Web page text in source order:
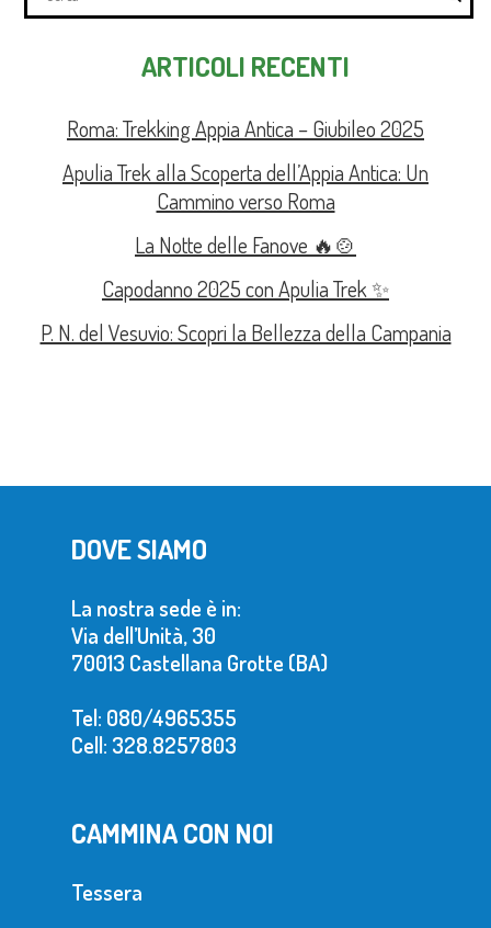
ARTICOLI RECENTI
Roma: Trekking Appia Antica – Giubileo 2025
Apulia Trek alla Scoperta dell’Appia Antica: Un
Cammino verso Roma
La Notte delle Fanove 🔥🍲
Capodanno 2025 con Apulia Trek ✨
P. N. del Vesuvio: Scopri la Bellezza della Campania
DOVE SIAMO
La nostra sede è in:
Via dell’Unità, 30
70013 Castellana Grotte (BA)
Tel: 080/4965355
Cell: 328.8257803
CAMMINA CON NOI
Tessera